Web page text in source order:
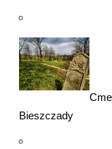
Bieszczady